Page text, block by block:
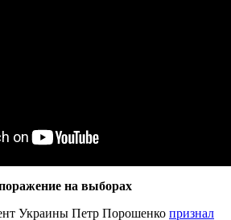
на выборах
Украины Петр Порошенко признал